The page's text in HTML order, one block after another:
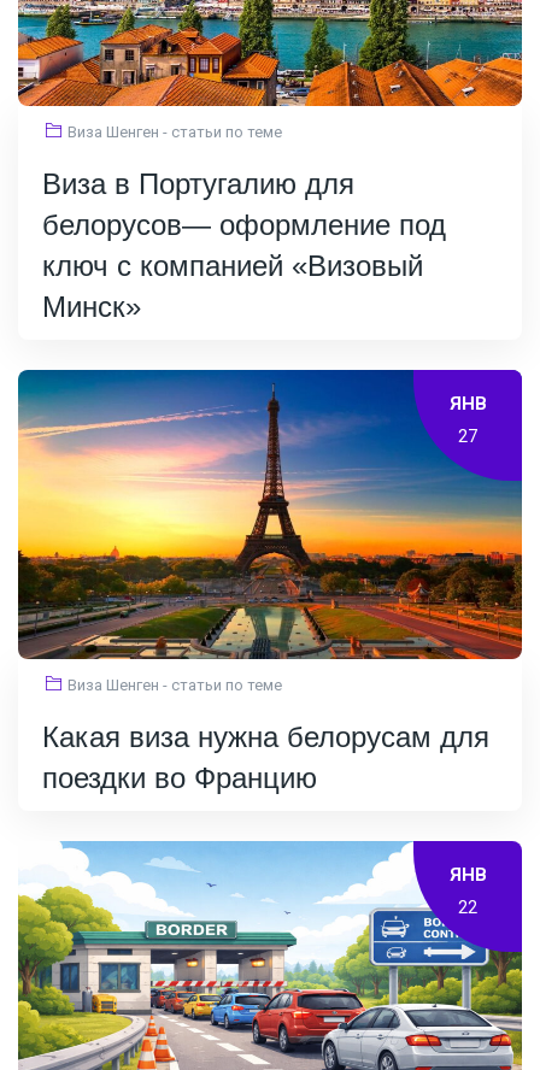
Виза Шенген - статьи по теме
Виза в Португалию для
белорусов— оформление под
ключ с компанией «Визовый
Минск»
ЯНВ
27
Виза Шенген - статьи по теме
Какая виза нужна белорусам для
поездки во Францию
ЯНВ
22